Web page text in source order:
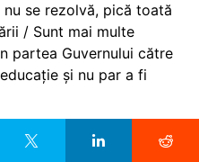
se rezolvă, pică toată
/ Sunt mai multe
partea Guvernului către
și nu par a fi
consilier școlar: